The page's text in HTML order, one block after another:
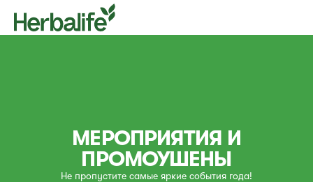
МЕРОПРИЯТИЯ И
ПРОМОУШЕНЫ
Не пропустите самые яркие события года!